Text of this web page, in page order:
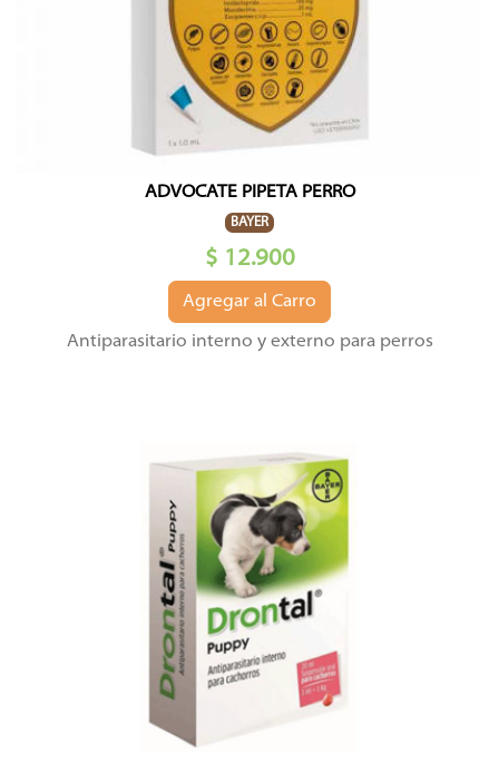
ADVOCATE PIPETA PERRO
BAYER
$ 12.900
Agregar al Carro
Antiparasitario interno y externo para perros